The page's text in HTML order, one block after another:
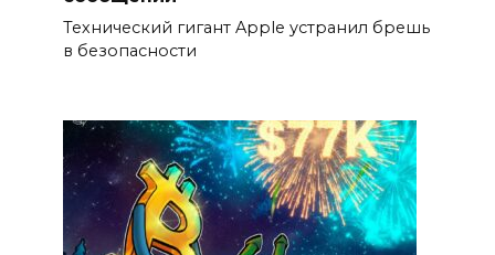
Технический гигант Apple устранил брешь
в безопасности